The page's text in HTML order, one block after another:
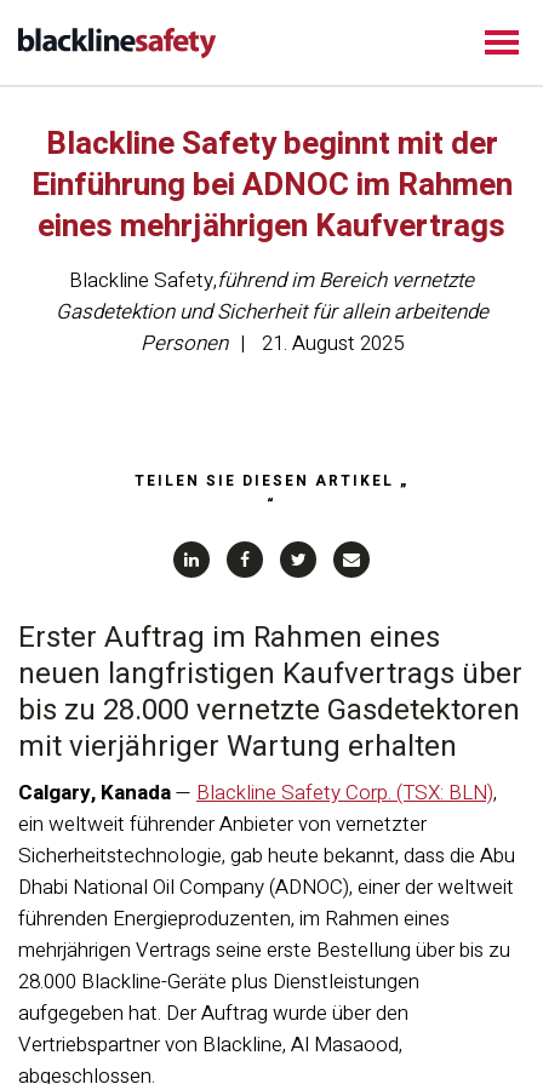
Blackline Safety beginnt mit der
Einführung bei ADNOC im Rahmen
eines mehrjährigen Kaufvertrags
Blackline Safety,führend im Bereich vernetzte
Gasdetektion und Sicherheit für allein arbeitende
Personen
21. August 2025
TEILEN SIE DIESEN ARTIKEL „
“
Erster Auftrag im Rahmen eines
neuen langfristigen Kaufvertrags über
bis zu 28.000 vernetzte Gasdetektoren
mit vierjähriger Wartung erhalten
Calgary, Kanada— Blackline Safety Corp. (TSX: BLN),
ein weltweit führender Anbieter von vernetzter
Sicherheitstechnologie, gab heute bekannt, dass die Abu
Dhabi National Oil Company (ADNOC), einer der weltweit
führenden Energieproduzenten, im Rahmen eines
mehrjährigen Vertrags seine erste Bestellung über bis zu
28.000 Blackline-Geräte plus Dienstleistungen
aufgegeben hat. Der Auftrag wurde über den
Vertriebspartner von Blackline, Al Masaood,
abgeschlossen.